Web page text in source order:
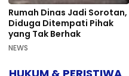
Rumah Dinas Jadi Sorotan,
Diduga Ditempati Pihak
yang Tak Berhak
NEWS